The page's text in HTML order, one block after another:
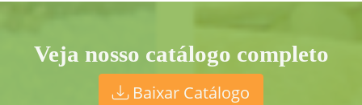
Veja nosso catálogo completo
Baixar Catálogo